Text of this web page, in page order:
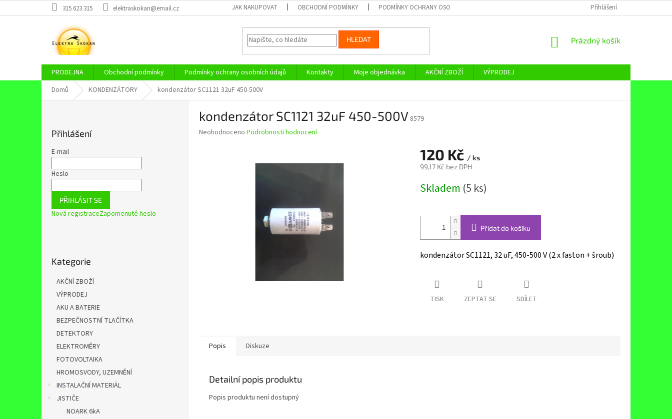
na
315 623 315 elektraskokan@email.cz JAK NAKUPOVAT OBCHODNÍ PODMÍNKY PODMÍNKY OCHRANY OSOBNÍCH ÚDAJŮ Přihlášení
HLEDAT
NÁKUPNÍ
Prázdný košík
PRODEJNA Obchodní podmínky Podmínky ochrany osobních údajů Kontakty Moje objednávka AKČNÍ ZBOŽÍ
VÝPRODEJ
Domů
KONDENZÁTORY kondenzátor SC1121 32uF 450-500V
Přihlášení
E-mail
Heslo
PŘIHLÁSIT SE
Nová registraceZapomenuté heslo
kategorie
Kategorie
AKČNÍ ZBOŽÍ
VÝPRODEJ
AKU A BATERIE
BEZPEČNOSTNÍ TLAČÍTKA
DETEKTORY
ELEKTROMĚRY
FOTOVOLTAIKA
HROMOSVODY, UZEMNĚNÍ
INSTALAČNÍ MATERIÁL
JISTIČE
NOARK 6kA
kondenzátor SC1121 32uF 450-500V 8579
Průměrné
Neohodnoceno Podrobnosti hodnocení
120 Kč / ks
99,17 Kč bez DPH
cena:
Skladem (5 ks)
Přidat do košíku
kondenzátor SC1121, 32 uF, 450-500 V (2 x faston + šroub)
TISK ZEPTAT SE SDÍLET
Popis Diskuze
Detailní popis produktu
Popis produktu není dostupný